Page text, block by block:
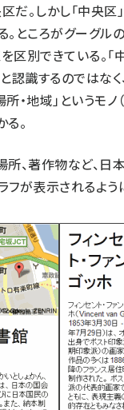
だ。しかし「中央区
ところがグーグル
区別できている。「
認識するのではな
・地域」というモノ
。
所、著作物など、日
フが表示されるよう